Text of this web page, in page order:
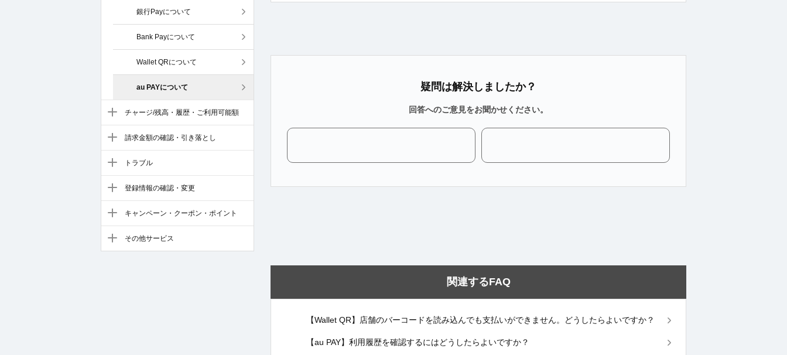
銀行Payについて
Bank Payについて
Wallet QRについて
au PAYについて
チャージ/残高・履歴・ご利用可能額
請求金額の確認・引き落とし
トラブル
登録情報の確認・変更
キャンペーン・クーポン・ポイント
その他サービス
疑問は解決しましたか？
回答へのご意見をお聞かせください。
関連するFAQ
【Wallet QR】店舗のバーコードを読み込んでも支払いができません。どうしたらよいですか？
【au PAY】利用履歴を確認するにはどうしたらよいですか？